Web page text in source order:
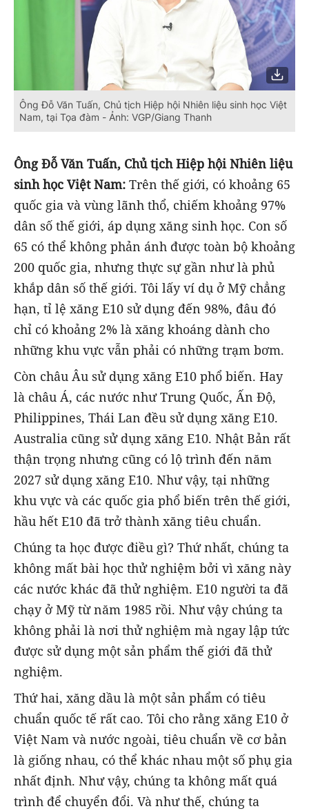
Ông Đỗ Văn Tuấn, Chủ tịch Hiệp hội Nhiên liệu sinh học Việt
Nam, tại Tọa đàm - Ảnh: VGP/Giang Thanh
Ông Đỗ Văn Tuấn, Chủ tịch Hiệp hội Nhiên liệu
sinh học Việt Nam: Trên thế giới, có khoảng 65
quốc gia và vùng lãnh thổ, chiếm khoảng 97%
dân số thế giới, áp dụng xăng sinh học. Con số
65 có thể không phản ánh được toàn bộ khoảng
200 quốc gia, nhưng thực sự gần như là phủ
khắp dân số thế giới. Tôi lấy ví dụ ở Mỹ chẳng
hạn, tỉ lệ xăng E10 sử dụng đến 98%, đâu đó
chỉ có khoảng 2% là xăng khoáng dành cho
những khu vực vẫn phải có những trạm bơm.
Còn châu Âu sử dụng xăng E10 phổ biến. Hay
là châu Á, các nước như Trung Quốc, Ấn Độ,
Philippines, Thái Lan đều sử dụng xăng E10.
Australia cũng sử dụng xăng E10. Nhật Bản rất
thận trọng nhưng cũng có lộ trình đến năm
2027 sử dụng xăng E10. Như vậy, tại những
khu vực và các quốc gia phổ biến trên thế giới,
hầu hết E10 đã trở thành xăng tiêu chuẩn.
Chúng ta học được điều gì? Thứ nhất, chúng ta
không mất bài học thử nghiệm bởi vì xăng này
các nước khác đã thử nghiệm. E10 người ta đã
chạy ở Mỹ từ năm 1985 rồi. Như vậy chúng ta
không phải là nơi thử nghiệm mà ngay lập tức
được sử dụng một sản phẩm thế giới đã thử
nghiệm.
Thứ hai, xăng dầu là một sản phẩm có tiêu
chuẩn quốc tế rất cao. Tôi cho rằng xăng E10 ở
Việt Nam và nước ngoài, tiêu chuẩn về cơ bản
là giống nhau, có thể khác nhau một số phụ gia
nhất định. Như vậy, chúng ta không mất quá
trình để chuyển đổi. Và như thế, chúng ta